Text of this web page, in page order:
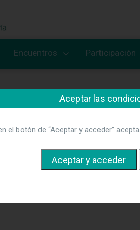
Encuentros Participación
grado-se-
Aceptar las
el botón de “Aceptar y acceder”